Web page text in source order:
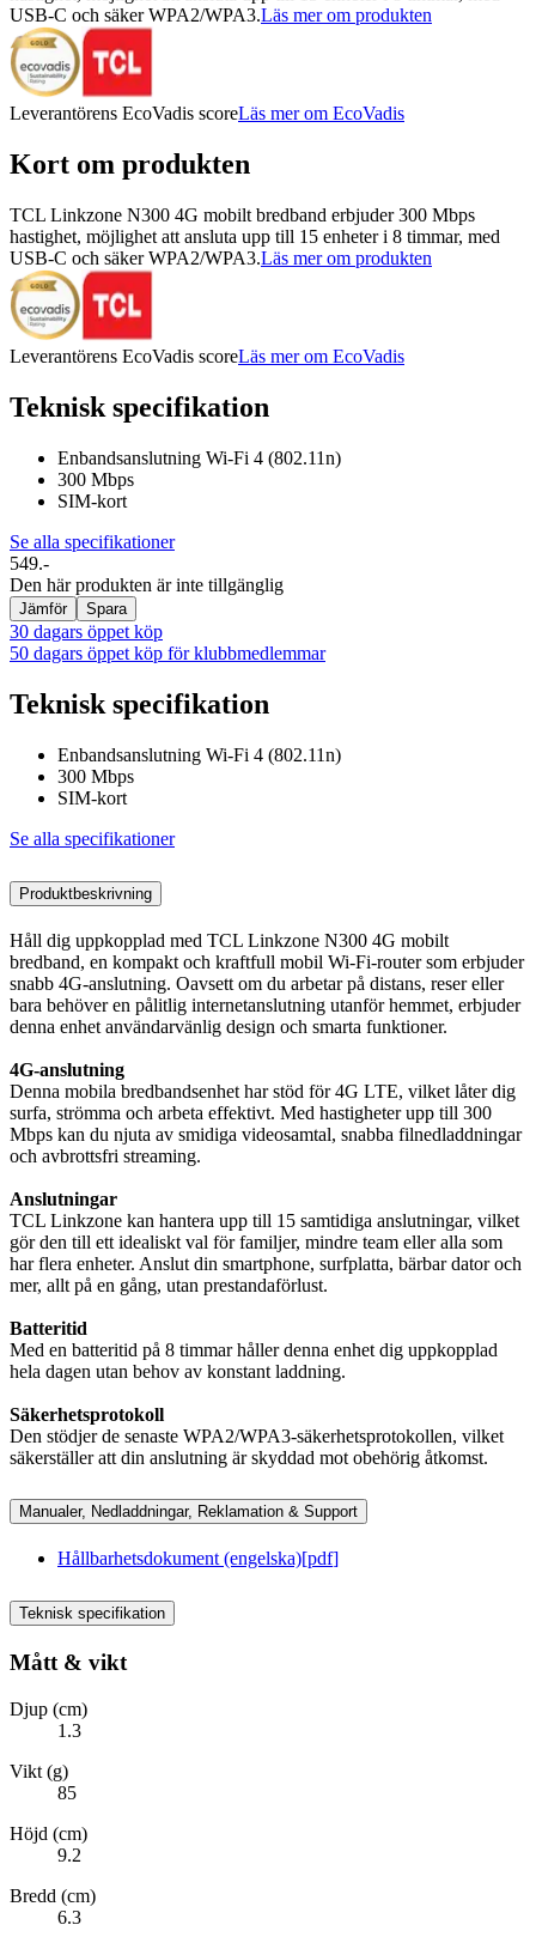
USB-C och säker WPA2/WPA3.Läs mer om produkten
Leverantörens EcoVadis scoreLäs mer om EcoVadis
Kort om produkten
TCL Linkzone N300 4G mobilt bredband erbjuder 300 Mbps
hastighet, möjlighet att ansluta upp till 15 enheter i 8 timmar, med
USB-C och säker WPA2/WPA3.Läs mer om produkten
Leverantörens EcoVadis scoreLäs mer om EcoVadis
Teknisk specifikation
Enbandsanslutning Wi-Fi 4 (802.11n)
300 Mbps
SIM-kort
Se alla specifikationer
549.-
Den här produkten är inte tillgänglig
Jämför Spara
30 dagars öppet köp
50 dagars öppet köp för klubbmedlemmar
Teknisk specifikation
Enbandsanslutning Wi-Fi 4 (802.11n)
300 Mbps
SIM-kort
Se alla specifikationer
Produktbeskrivning
Håll dig uppkopplad med TCL Linkzone N300 4G mobilt
bredband, en kompakt och kraftfull mobil Wi-Fi-router som erbjuder
snabb 4G-anslutning. Oavsett om du arbetar på distans, reser eller
bara behöver en pålitlig internetanslutning utanför hemmet, erbjuder
denna enhet användarvänlig design och smarta funktioner.
4G-anslutning
Denna mobila bredbandsenhet har stöd för 4G LTE, vilket låter dig
surfa, strömma och arbeta effektivt. Med hastigheter upp till 300
Mbps kan du njuta av smidiga videosamtal, snabba filnedladdningar
och avbrottsfri streaming.
Anslutningar
TCL Linkzone kan hantera upp till 15 samtidiga anslutningar, vilket
gör den till ett idealiskt val för familjer, mindre team eller alla som
har flera enheter. Anslut din smartphone, surfplatta, bärbar dator och
mer, allt på en gång, utan prestandaförlust.
Batteritid
Med en batteritid på 8 timmar håller denna enhet dig uppkopplad
hela dagen utan behov av konstant laddning.
Säkerhetsprotokoll
Den stödjer de senaste WPA2/WPA3-säkerhetsprotokollen, vilket
säkerställer att din anslutning är skyddad mot obehörig åtkomst.
Manualer, Nedladdningar, Reklamation & Support
Hållbarhetsdokument (engelska)[pdf]
Teknisk specifikation
Mått & vikt
Djup (cm)
1.3
Vikt (g)
85
Höjd (cm)
9.2
Bredd (cm)
6.3